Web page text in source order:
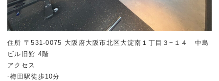
住所 〒531-0075 大阪府大阪市北区大淀南１丁目３−１４ 中島
ビル旧館 4階
アクセス
-梅田駅徒歩10分